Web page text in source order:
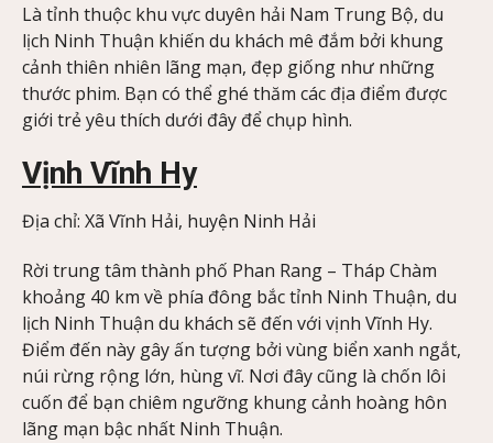
Là tỉnh thuộc khu vực duyên hải Nam Trung Bộ, du
lịch Ninh Thuận khiến du khách mê đắm bởi khung
cảnh thiên nhiên lãng mạn, đẹp giống như những
thước phim. Bạn có thể ghé thăm các địa điểm được
giới trẻ yêu thích dưới đây để chụp hình.
Vịnh Vĩnh Hy
Địa chỉ: Xã Vĩnh Hải, huyện Ninh Hải
Rời trung tâm thành phố Phan Rang – Tháp Chàm
khoảng 40 km về phía đông bắc tỉnh Ninh Thuận, du
lịch Ninh Thuận du khách sẽ đến với vịnh Vĩnh Hy.
Điểm đến này gây ấn tượng bởi vùng biển xanh ngắt,
núi rừng rộng lớn, hùng vĩ. Nơi đây cũng là chốn lôi
cuốn để bạn chiêm ngưỡng khung cảnh hoàng hôn
lãng mạn bậc nhất Ninh Thuận.